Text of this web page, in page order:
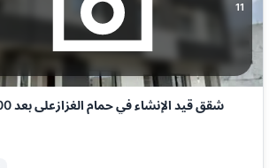
11
شقق قيد الإنشاء في حمام الغزازعلى بعد 200 متر من الشاطئ